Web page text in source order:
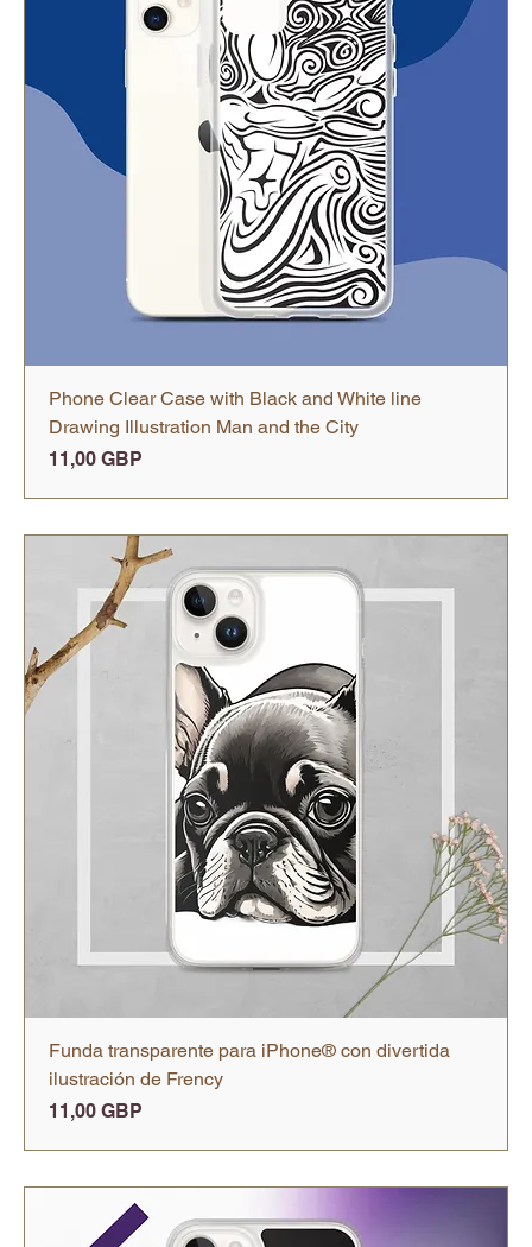
Phone Clear Case with Black and White line
Drawing Illustration Man and the City
Precio
11,00 GBP
Funda transparente para iPhone® con divertida
ilustración de Frency
Precio
11,00 GBP